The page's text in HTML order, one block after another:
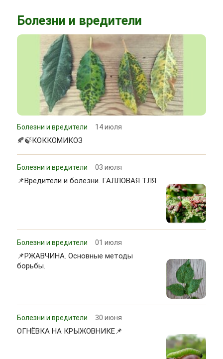
Болезни и вредители
Болезни и вредители 14 июля
🍂🍃КОККОМИКОЗ
Болезни и вредители 03 июля
📌Вредители и болезни. ГАЛЛОВАЯ ТЛЯ
Болезни и вредители 01 июля
📌РЖАВЧИНА. Основные методы
борьбы.
Болезни и вредители 30 июня
ОГНЁВКА НА КРЫЖОВНИКЕ📌